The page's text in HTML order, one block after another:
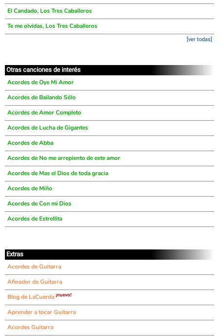
El Candado, Los Tres Caballeros
Te me olvidas, Los Tres Caballeros
[ver todas]
Otras canciones de interés
Acordes de Oye Mi Amor
Acordes de Bailando Sólo
Acordes de Amor Completo
Acordes de Lucha de Gigantes
Acordes de Abba
Acordes de No me arrepiento de este amor
Acordes de Mas el Dios de toda gracia
Acordes de Miño
Acordes de Con mi Dios
Acordes de Estrellita
Extras
Acordes de Guitarra
Afinador de Guitarra
Blog de LaCuerda ¡nuevo!
Aprender a tocar Guitarra
Acordes Guitarra